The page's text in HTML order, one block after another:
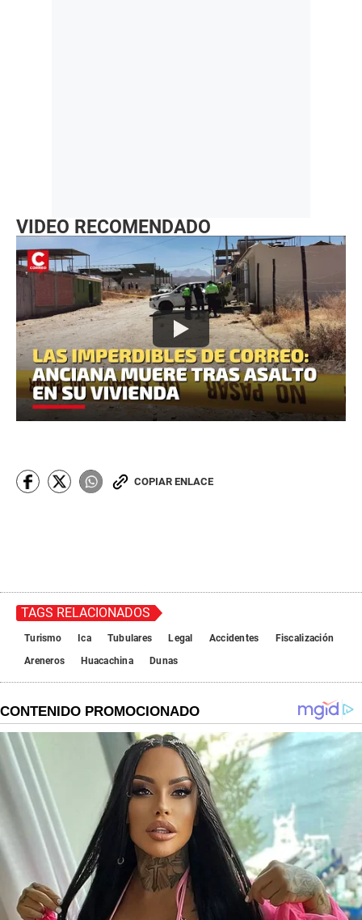
VIDEO RECOMENDADO
COPIAR ENLACE
TAGS RELACIONADOS
Turismo Ica Tubulares Legal Accidentes
Fiscalización
Areneros
Huacachina Dunas